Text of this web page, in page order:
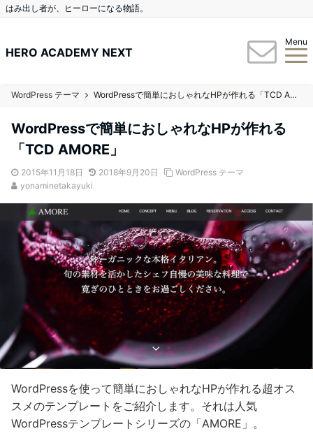
はみ出し者が、ヒーローになる物語。
HERO ACADEMY NEXT
Menu
WordPress テーマ WordPressで簡単におしゃれなHPが作れる「TCD AMORE」
WordPressで簡単におしゃれなHPが作れる
「TCD AMORE」
2015年11月18日 2018年9月20日
WordPress テーマ
yonaminetakayuki
WordPressを使って簡単におしゃれなHPが作れる超オス
スメのテンプレートをご紹介します。それは人気
WordPressテンプレートシリーズの「AMORE」。